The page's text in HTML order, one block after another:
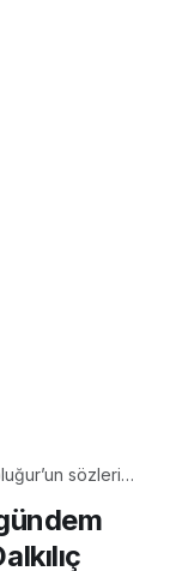
sözleri
sessizliğini